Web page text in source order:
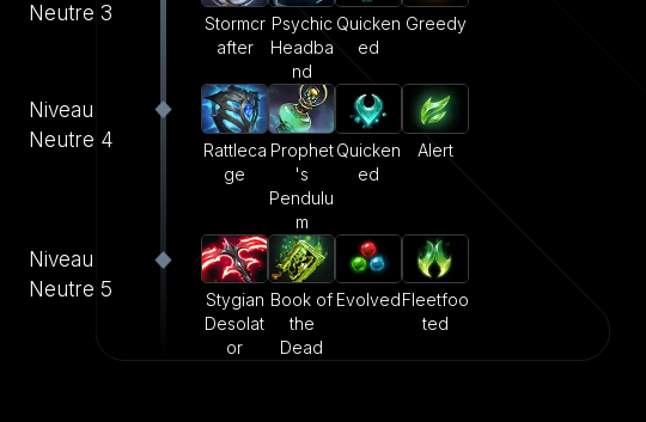
Neutre 3
Stormcr
after
Psychic
Headba
nd
Quicken
ed
Greedy
Niveau
Neutre 4
Rattleca
ge
Prophet
's
Pendulu
m
Quicken
ed
Alert
Niveau
Neutre 5
Stygian
Desolat
or
Book of
the
Dead
EvolvedFleetfoo
ted